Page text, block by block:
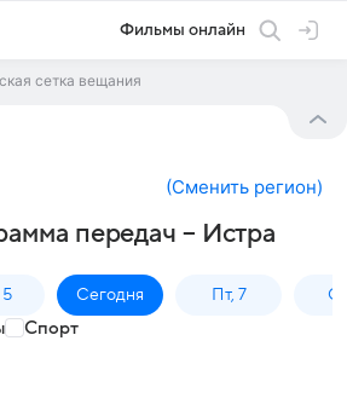
Фильмы онлайн
сетка вещания
(Сменить регион)
передач – Истра
Сегодня Пт, 7
Спорт